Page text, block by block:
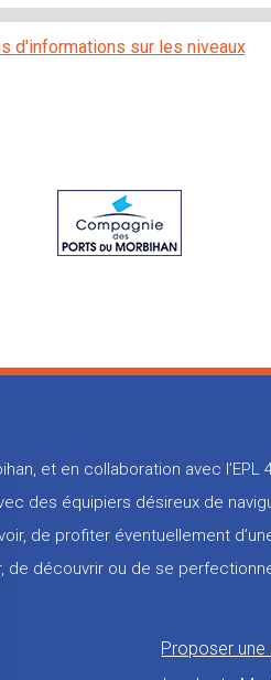
d'informations sur les niveaux
et en collaboration avec
des équipiers désireux de
de profiter éventuellement
de découvrir ou de se
Proposer une